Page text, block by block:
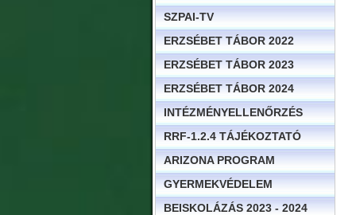
SZPAI-TV
ERZSÉBET TÁBOR 2022
ERZSÉBET TÁBOR 2023
ERZSÉBET TÁBOR 2024
INTÉZMÉNYELLENŐRZÉS
RRF-1.2.4 TÁJÉKOZTATÓ
ARIZONA PROGRAM
GYERMEKVÉDELEM
BEISKOLÁZÁS 2023 - 2024